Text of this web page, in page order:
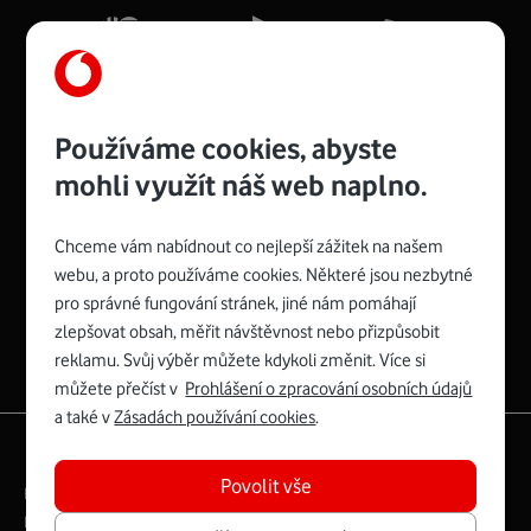
Více o COMPAL CH7465VF
Zyxel VMG8623-T50B:
Rozměry modemu jsou 16 x 22 x 7,5 cm (včetně stojánku)
a nabízí 4 gigabitové LAN porty a bezdrátové připojení Wi-
Fi ve verzích 802.11 b/g/n/ac pro frekvenci 2,4 GHz a
Mb/s.
Více o Zyxel VMG8623-T50B
Spojte se s Vodafonem
Právní­ podmí­nky
Ochrana soukromí­
Digitální odpovědnost
Používáme cookies, abyste
mohli využít náš web naplno.
Chceme vám nabídnout co nejlepší zážitek na našem
webu, a proto používáme cookies. Některé jsou nezbytné
pro správné fungování stránek, jiné nám pomáhají
zlepšovat obsah, měřit návštěvnost nebo přizpůsobit
reklamu. Svůj výběr můžete kdykoli změnit. Více si
můžete přečíst v Prohlášení o zpracování osobních údajů
a také vZásadách používání cookies.
Povolit vše